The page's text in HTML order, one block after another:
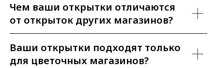
Чем ваши открытки отличаются
от открыток других магазинов?
Ваши открытки подходят только
для цветочных магазинов?